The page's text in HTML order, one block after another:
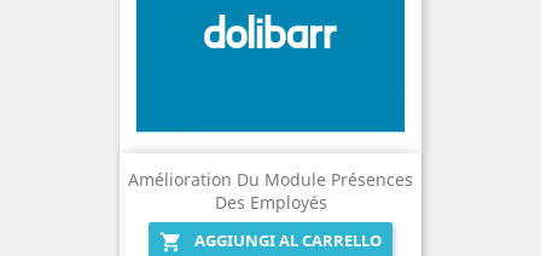
Amélioration Du Module Présences
Des Employés

AGGIUNGI AL CARRELLO